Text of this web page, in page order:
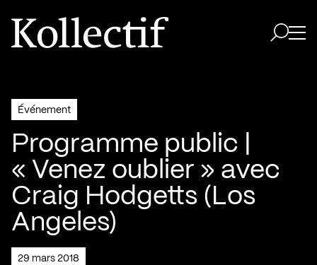
Aller à la page d'accueil
Logo Kollectif
Événement
Programme public |
« Venez oublier » avec
Craig Hodgetts (Los
Angeles)
29 mars 2018